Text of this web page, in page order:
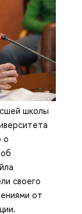
школы
о
своего
от